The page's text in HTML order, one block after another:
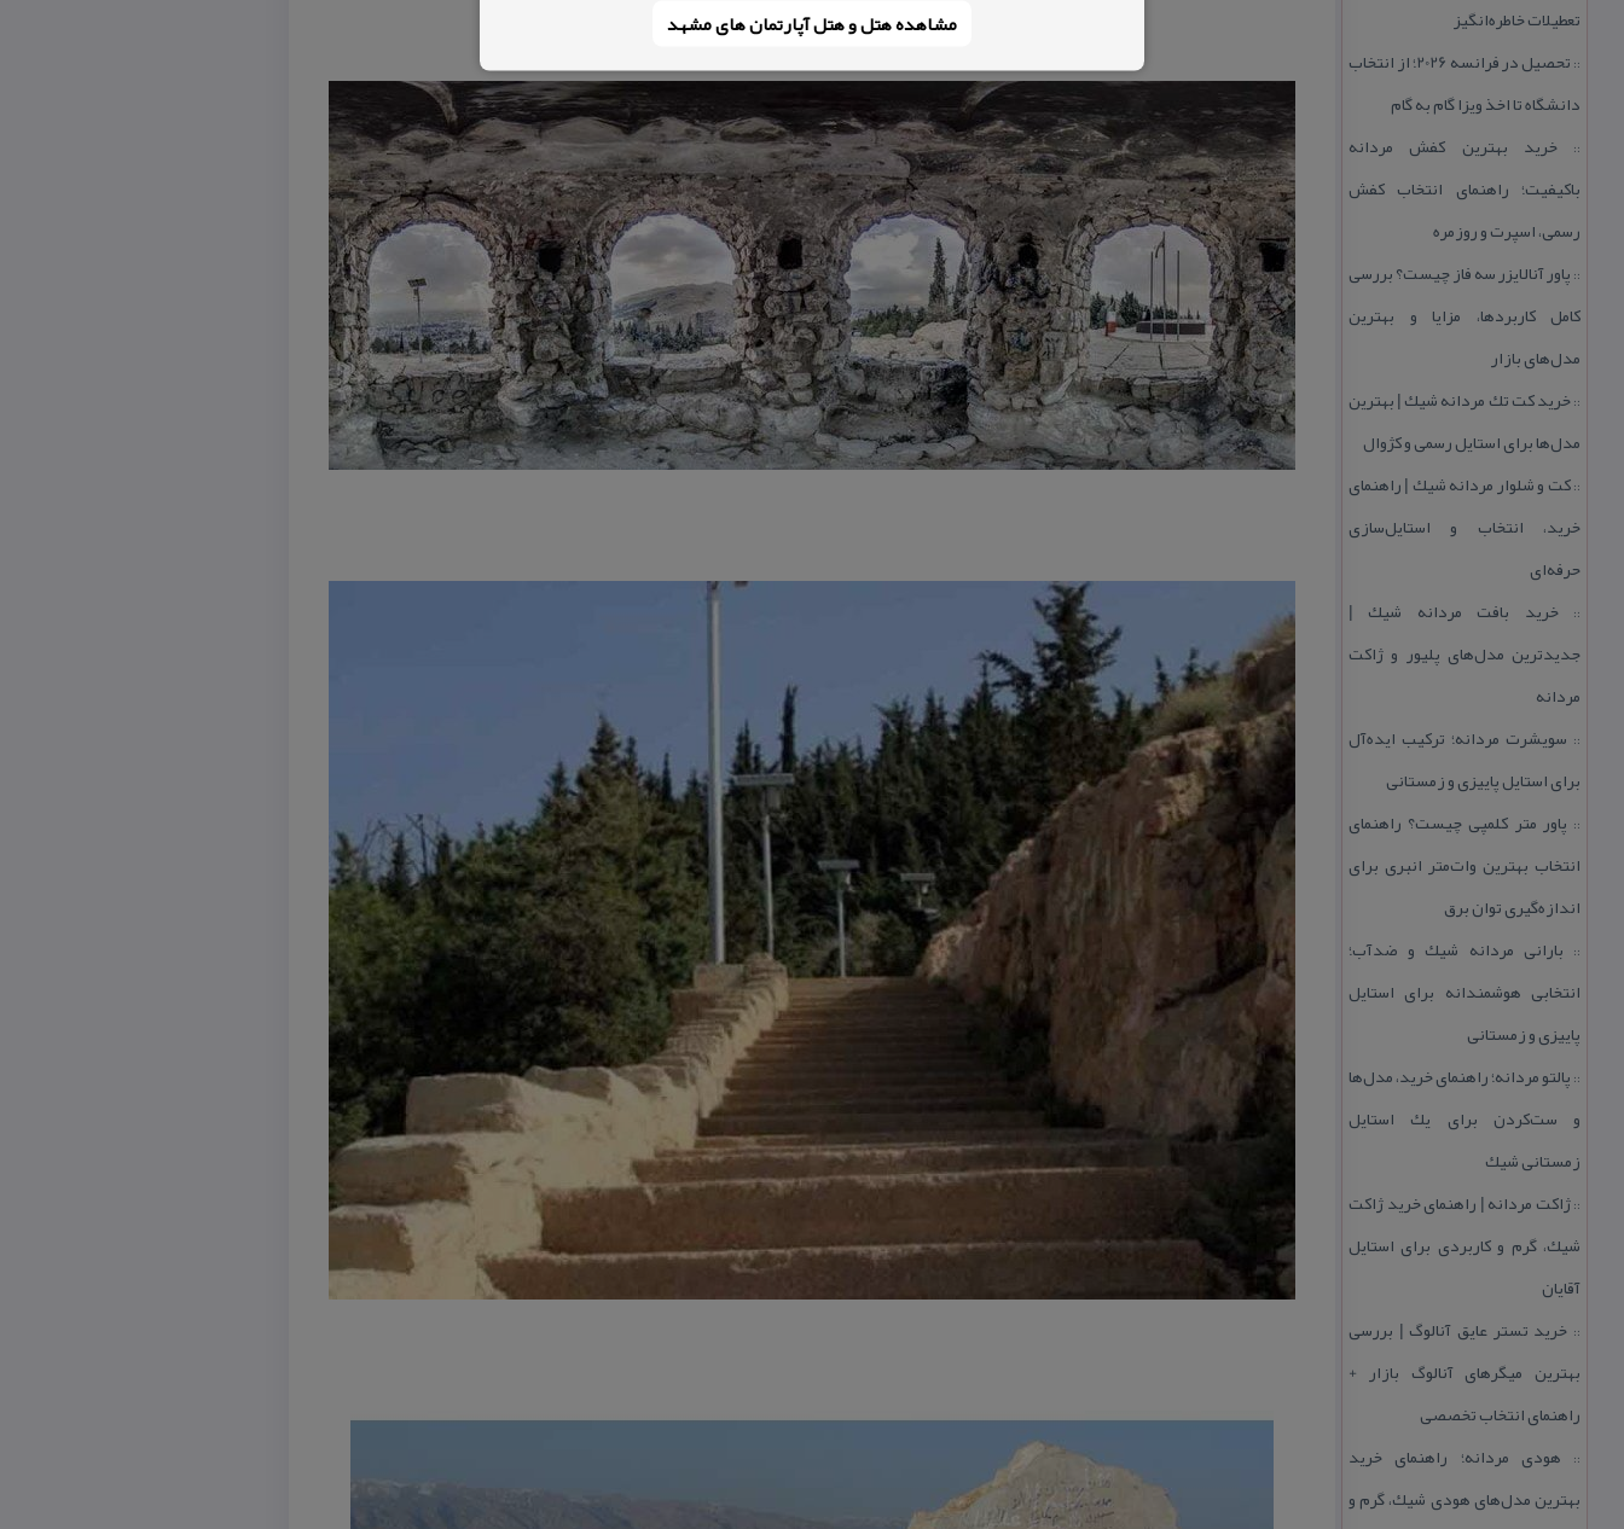
مشاهده هتل و هتل‌ آپارتمان های مشهد
تعطیلات خاطره‌انگیز
::
تحصیل در فرانسه 2026؛ از انتخاب
دانشگاه تا اخذ ویزا گام به گام
::خرید بهترین كفش مردانه
باكیفیت؛ راهنمای انتخاب كفش
رسمی، اسپرت و روزمره
:: پاور آنالایزر سه فاز چیست؟ بررسی
كامل كاربردها، مزایا و بهترین
مدل‌های بازار
::خرید كت تك مردانه شیك | بهترین
مدل‌ها برای استایل رسمی و كژوال
::كت و شلوار مردانه شیك | راهنمای
خرید، انتخاب و استایل‌سازی
حرفه‌ای
::خرید بافت مردانه شیك |
جدیدترین مدل‌های پلیور و ژاكت
مردانه
:: سویشرت مردانه؛ تركیب ایده‌آل
برای استایل پاییزی و زمستانی
:: پاور متر كلمپی چیست؟ راهنمای
انتخاب بهترین وات‌متر انبری برای
اندازه‌گیری توان برق
:: بارانی مردانه شیك و ضدآب؛
انتخابی هوشمندانه برای استایل
پاییزی و زمستانی
:: پالتو مردانه؛ راهنمای خرید، مدل‌ها
و ست‌كردن برای یك استایل
زمستانی شیك
::ژاكت مردانه | راهنمای خرید ژاكت
شیك، گرم و كاربردی برای استایل
آقایان
:: خرید تستر عایق آنالوگ | بررسی
بهترین میگرهای آنالوگ بازار +
راهنمای انتخاب تخصصی
:: هودی مردانه؛ راهنمای خرید
بهترین مدل‌های هودی شیك، گرم و